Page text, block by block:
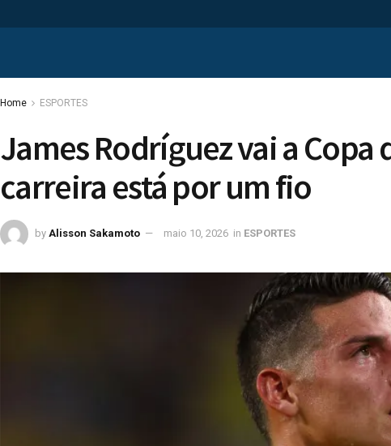
Home ESPORTES
James Rodríguez vai a
carreira está por um fio
by Alisson Sakamoto maio 10, 2026 in ESPORTES